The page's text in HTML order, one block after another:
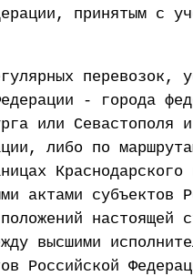
принятым с
перевозок,
- города
или Севастополя
либо по
актами субъектов
настоящей
высшими
Российской